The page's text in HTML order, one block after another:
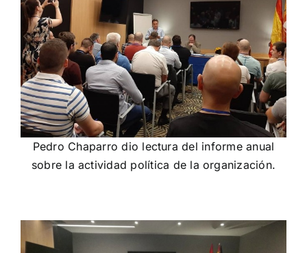
Pedro Chaparro dio lectura del informe anual
sobre la actividad política de la organización.